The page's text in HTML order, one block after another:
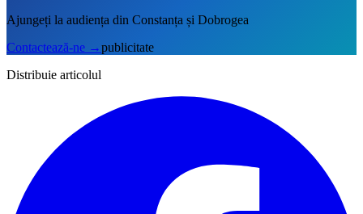
Ajungeți la audiența din Constanța și Dobrogea
Contactează-ne →publicitate
Distribuie articolul